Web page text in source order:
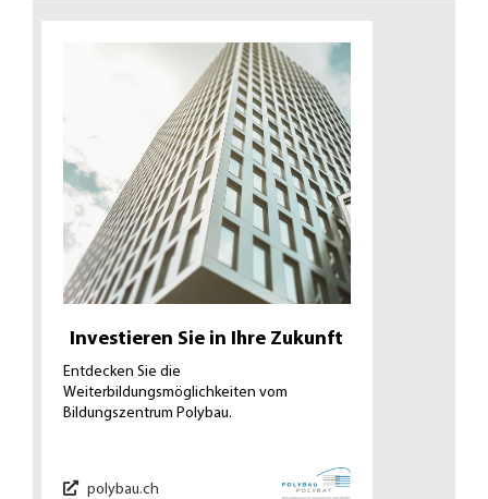
Investieren Sie in Ihre Zukunft
Entdecken Sie die
Weiterbildungsmöglichkeiten vom
Bildungszentrum Polybau.
polybau.ch